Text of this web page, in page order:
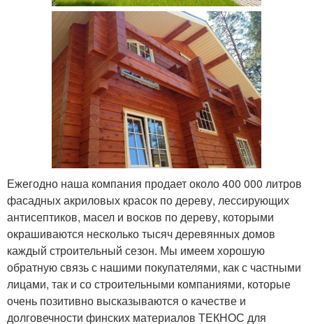
Ежегодно наша компания продает около 400 000 литров
фасадных акриловых красок по дереву, лессирующих
антисептиков, масел и восков по дереву, которыми
окрашиваются несколько тысяч деревянных домов
каждый строительный сезон. Мы имеем хорошую
обратную связь с нашими покупателями, как с частными
лицами, так и со строительными компаниями, которые
очень позитивно высказываются о качестве и
долговечности финских материалов ТЕКНОС для